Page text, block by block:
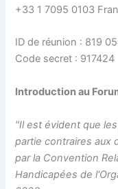
+33 1 7095 0103
ID de réunion : 819
Code secret : 917424
Introduction au
"Il est évident que
partie contraires aux
par la Convention
Handicapées de